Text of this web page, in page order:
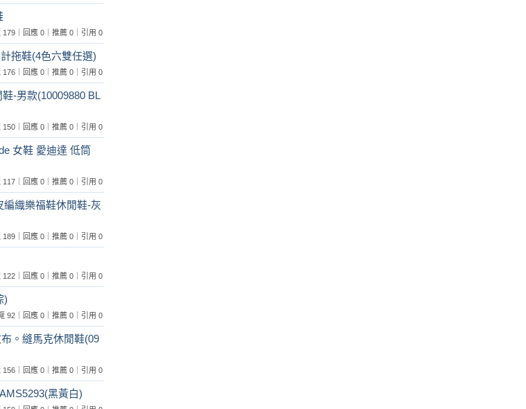
179｜回應 0｜推薦 0｜引用 0
拖鞋(4色六雙任選)
176｜回應 0｜推薦 0｜引用 0
-男款(10009880 BL
150｜回應 0｜推薦 0｜引用 0
女鞋 愛迪達 低筒
117｜回應 0｜推薦 0｜引用 0
織樂福鞋休閒鞋-灰
189｜回應 0｜推薦 0｜引用 0
122｜回應 0｜推薦 0｜引用 0
)
92｜回應 0｜推薦 0｜引用 0
。縫馬克休閒鞋(09
156｜回應 0｜推薦 0｜引用 0
黑黃白)